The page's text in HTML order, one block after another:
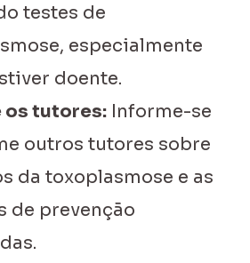
testes de
especialmente
doente.
os tutores: Informe-se
outros tutores sobre
da toxoplasmose e as
de prevenção